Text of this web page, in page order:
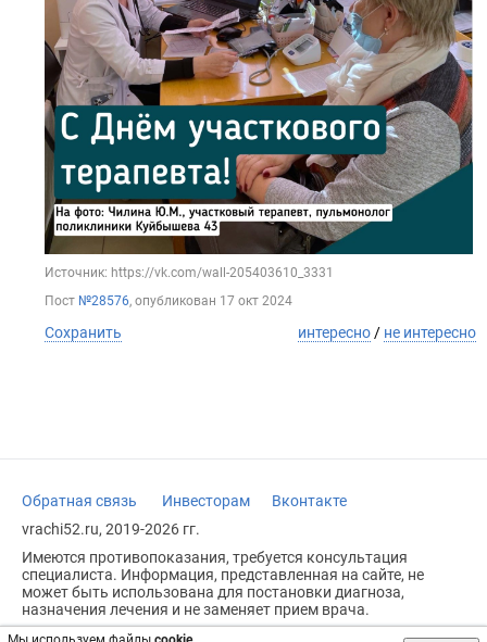
Источник: https://vk.com/wall-205403610_3331
Пост №28576, опубликован 17 окт 2024
Сохранить интересно / не интересно
Обратная связь Инвесторам
Вконтакте
vrachi52.ru, 2019-2026 гг.
Имеются противопоказания, требуется консультация
специалиста. Информация, представленная на сайте, не
может быть использована для постановки диагноза,
назначения лечения и не заменяет прием врача.
Возрастное ограничение: 18+